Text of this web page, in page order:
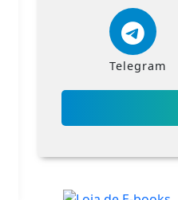
Telegram